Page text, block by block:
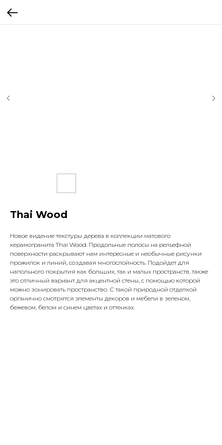
Thai Wood
Новое видение текстуры дерева в коллекции матового
керамогранита Thai Wood. Продольные полосы на рельефной
поверхности раскрывают нам интересные и необычные рисунки
прожилок и линий, создавая многослойность. Подойдет для
напольного покрытия как больших, так и малых пространств, также
это отличный вариант для акцентной стены, с помощью которой
можно зонировать пространство. С такой природной отделкой
органично смотрятся элементы декоров и мебели в зеленом,
бежевом, белом и синем цветах и оттенках.